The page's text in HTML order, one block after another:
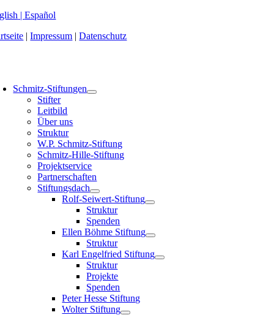
Zum
springen
|Español
|Impressum |Datenschutz
Schmitz-Stiftungen
Stifter
Leitbild
Über uns
Struktur
W.P. Schmitz-Stiftung
Schmitz-Hille-Stiftung
Projektservice
Partnerschaften
Stiftungsdach
Rolf-Seiwert-Stiftung
Struktur
Spenden
Ellen Böhme Stiftung
Struktur
Karl Engelfried Stiftung
Struktur
Projekte
Spenden
Peter Hesse Stiftung
Wolter Stiftung